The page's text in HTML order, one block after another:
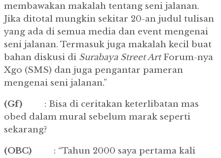
membawakan makalah tentang seni jalanan.
Jika ditotal mungkin sekitar 20-an judul tulisan
yang ada di semua media dan event mengenai
seni jalanan. Termasuk juga makalah kecil buat
bahan diskusi di Surabaya Street ArtForum-nya
Xgo (SMS) dan juga pengantar pameran
mengenai seni jalanan.”
(Gf) : Bisa di ceritakan keterlibatan mas
obed dalam mural sebelum marak seperti
sekarang?
(OBC) : “Tahun 2000 saya pertama kali